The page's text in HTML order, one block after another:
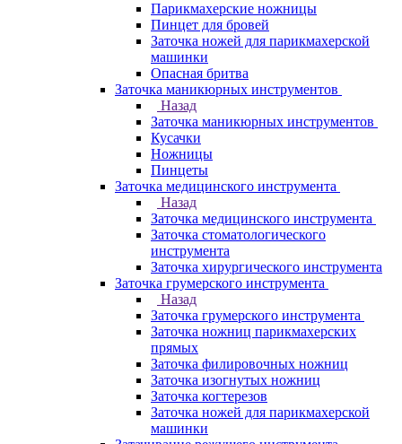
Парикмахерские ножницы
Пинцет для бровей
Заточка ножей для парикмахерской
машинки
Опасная бритва
Заточка маникюрных инструментов
Назад
Заточка маникюрных инструментов
Кусачки
Ножницы
Пинцеты
Заточка медицинского инструмента
Назад
Заточка медицинского инструмента
Заточка стоматологического
инструмента
Заточка хирургического инструмента
Заточка грумерского инструмента
Назад
Заточка грумерского инструмента
Заточка ножниц парикмахерских
прямых
Заточка филировочных ножниц
Заточка изогнутых ножниц
Заточка когтерезов
Заточка ножей для парикмахерской
машинки